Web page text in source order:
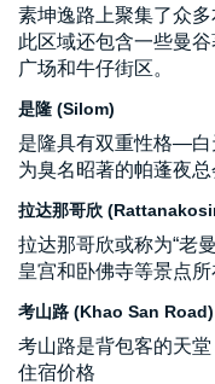
素坤逸路上聚集了众
此区域还包含一些曼
广场和牛仔街区。
是隆 (Silom)
是隆具有双重性格—白
为臭名昭著的帕蓬夜总
拉达那哥欣
拉达那哥欣或称为“老
皇宫和卧佛寺等景点所
考山路 (Khao San Road)
考山路是背包客的天
住宿价格